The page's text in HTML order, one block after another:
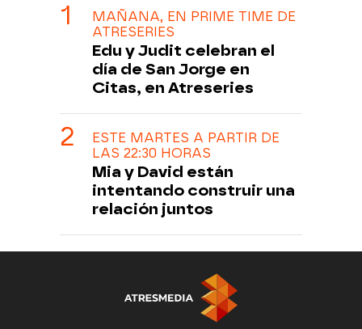
MAÑANA, EN PRIME TIME DE
ATRESERIES
Edu y Judit celebran el
día de San Jorge en
Citas, en Atreseries
ESTE MARTES A PARTIR DE
LAS 22:30 HORAS
Mia y David están
intentando construir una
relación juntos